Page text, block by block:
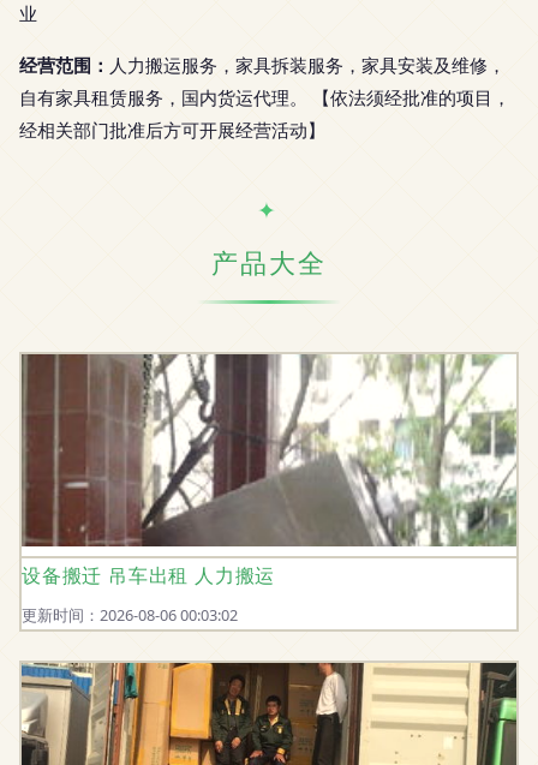
业
经营范围： 人力搬运服务，家具拆装服务，家具安装及维修，
自有家具租赁服务，国内货运代理。 【依法须经批准的项目，
经相关部门批准后方可开展经营活动】
产品大全
设备搬迁 吊车出租 人力搬运
更新时间：2026-08-06 00:03:02